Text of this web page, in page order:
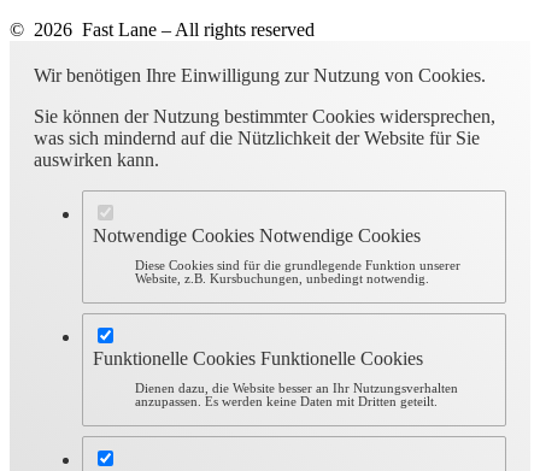
© 2026 Fast Lane – All rights reserved
Wir benötigen Ihre Einwilligung zur Nutzung von Cookies.
Sie können der Nutzung bestimmter Cookies widersprechen,
was sich mindernd auf die Nützlichkeit der Website für Sie
auswirken kann.
Notwendige Cookies Notwendige Cookies
Diese Cookies sind für die grundlegende Funktion unserer
Website, z.B. Kursbuchungen, unbedingt notwendig.
Funktionelle Cookies Funktionelle Cookies
Dienen dazu, die Website besser an Ihr Nutzungsverhalten
anzupassen. Es werden keine Daten mit Dritten geteilt.